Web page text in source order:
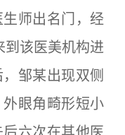
师出名门，经
该医美机构进
邹某出现双侧
眼角畸形短小